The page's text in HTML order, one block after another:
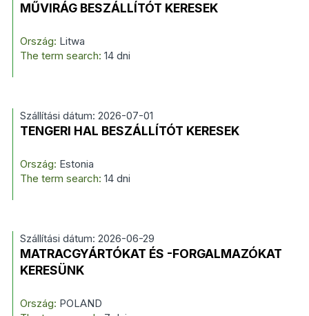
MŰVIRÁG BESZÁLLÍTÓT KERESEK
Ország: Litwa
The term search: 14 dni
Szállítási dátum: 2026-07-01
TENGERI HAL BESZÁLLÍTÓT KERESEK
Ország: Estonia
The term search: 14 dni
Szállítási dátum: 2026-06-29
MATRACGYÁRTÓKAT ÉS -FORGALMAZÓKAT
KERESÜNK
Ország: POLAND